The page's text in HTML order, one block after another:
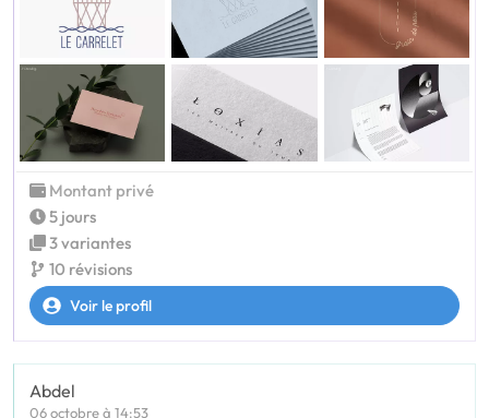
Montant privé
5 jours
3 variantes
10 révisions
Voir le profil
Abdel
06 octobre à 14:53